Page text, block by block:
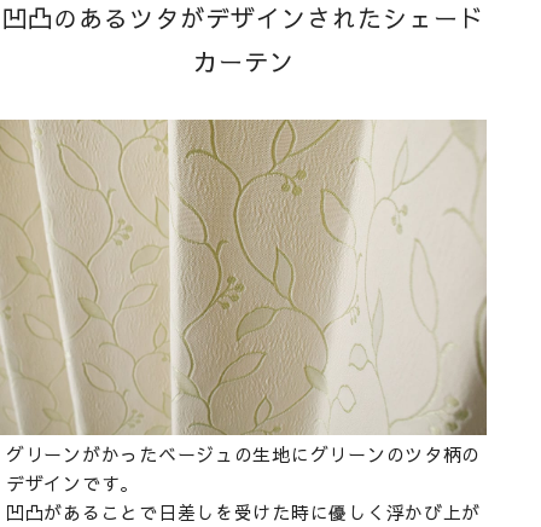
凹凸のあるツタがデザインされたシェード
カーテン
グリーンがかったベージュの生地にグリーンのツタ柄の
デザインです。
凹凸があることで日差しを受けた時に優しく浮かび上が